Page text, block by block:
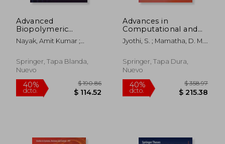
40%
dcto. $ 114.52 dcto. $
Advanced
Biopolymeric
Systems for Drug
Delivery (en Inglés)
Nayak, Amit Kumar ;
Springer, Tapa Blanda,
Nuevo
Advances in
Computational and
Bio-Engineering:
Proceeding of the
Conference on
Computational and
2019, Volume 1 (en
Inglés)
Jyothi, S. ; Mamatha, D. M. ;
Chandra
Springer, Tapa Dura,
Nuevo